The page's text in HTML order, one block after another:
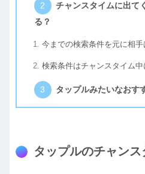
チャンスタイムに出て
る？
今までの検索条件を元に相手
検索条件はチャンスタイム中
タップルみたいなおす
タップルのチャンス